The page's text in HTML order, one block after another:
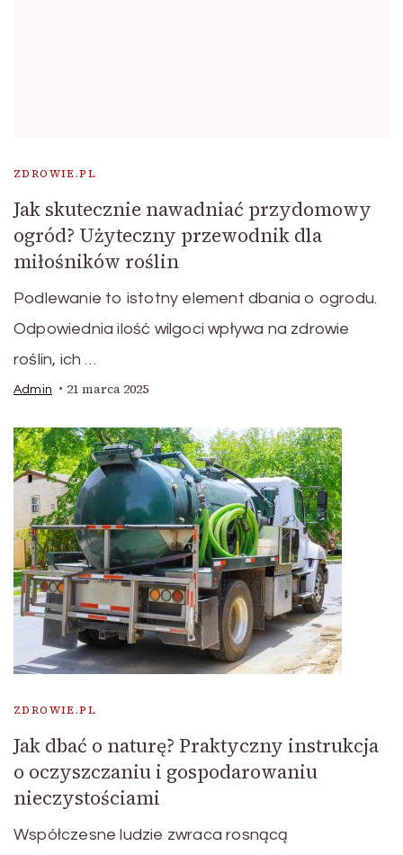
ZDROWIE.PL
Jak skutecznie nawadniać przydomowy
ogród? Użyteczny przewodnik dla
miłośników roślin
Podlewanie to istotny element dbania o ogrodu.
Odpowiednia ilość wilgoci wpływa na zdrowie
roślin, ich …
Admin 21 marca 2025
ZDROWIE.PL
Jak dbać o naturę? Praktyczny instrukcja
o oczyszczaniu i gospodarowaniu
nieczystościami
Współczesne ludzie zwraca rosnącą